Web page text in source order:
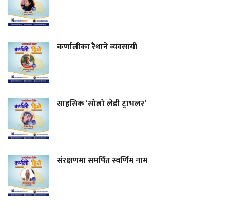
कर्णालीका रैथाने व्यवसायी
साहसिक ‘सोलो लेडी ट्राभलर’
संरक्षणमा समर्पित स्वर्णिम नाम